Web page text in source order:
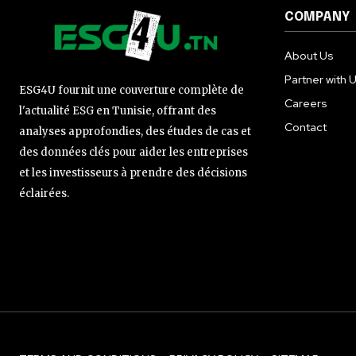
ESG4U fournit une couverture complète de
l'actualité ESG en Tunisie, offrant des
analyses approfondies, des études de cas et
des données clés pour aider les entreprises
et les investisseurs à prendre des décisions
éclairées.
COMPANY
About Us
Partner with
Careers
Contact